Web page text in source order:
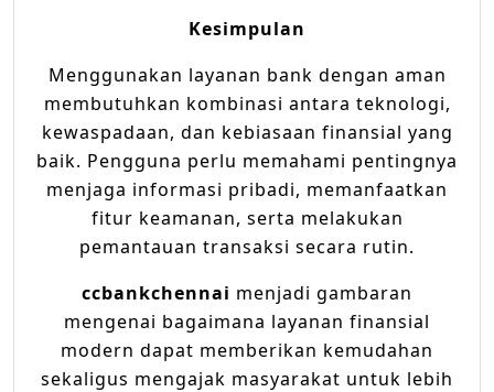
Kesimpulan
Menggunakan layanan bank dengan aman
membutuhkan kombinasi antara teknologi,
kewaspadaan, dan kebiasaan finansial yang
baik. Pengguna perlu memahami pentingnya
menjaga informasi pribadi, memanfaatkan
fitur keamanan, serta melakukan
pemantauan transaksi secara rutin.
ccbankchennai menjadi gambaran
mengenai bagaimana layanan finansial
modern dapat memberikan kemudahan
sekaligus mengajak masyarakat untuk lebih